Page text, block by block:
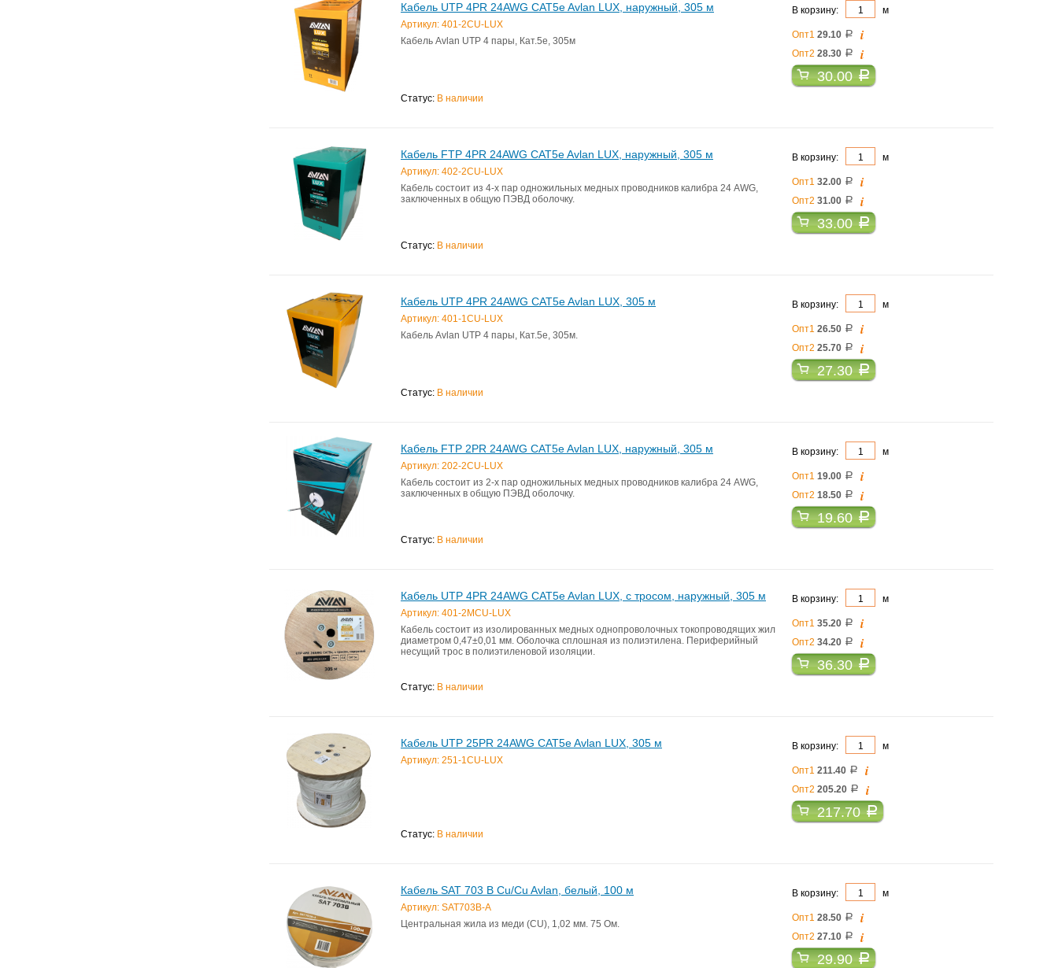
Кабель UTP 4PR 24AWG CAT5e Avlan LUX, наружный, 305 м
Артикул: 401-2CU-LUX
Кабель Avlan UTP 4 пары, Кат.5е, 305м
Статус: В наличии
В корзину: м
Опт1 29.10 a i
Опт2 28.30 a i
30.00a
Кабель FTP 4PR 24AWG CAT5e Avlan LUX, наружный, 305 м
Артикул: 402-2CU-LUX
Кабель состоит из 4-х пар одножильных медных проводников калибра 24 AWG,
заключенных в общую ПЭВД оболочку.
Статус: В наличии
В корзину: м
Опт1 32.00 a i
Опт2 31.00 a i
33.00a
Кабель UTP 4PR 24AWG CAT5e Avlan LUX, 305 м
Артикул: 401-1CU-LUX
Кабель Avlan UTP 4 пары, Кат.5е, 305м.
Статус: В наличии
В корзину: м
Опт1 26.50 a i
Опт2 25.70 a i
27.30a
Кабель FTP 2PR 24AWG CAT5e Avlan LUX, наружный, 305 м
Артикул: 202-2CU-LUX
Кабель состоит из 2-х пар одножильных медных проводников калибра 24 AWG,
заключенных в общую ПЭВД оболочку.
Статус: В наличии
В корзину: м
Опт1 19.00 a i
Опт2 18.50 a i
19.60a
Кабель UTP 4PR 24AWG CAT5e Avlan LUX, с тросом, наружный, 305 м
Артикул: 401-2MCU-LUX
Кабель состоит из изолированных медных однопроволочных токопроводящих жил
диаметром 0,47±0,01 мм. Оболочка сплошная из полиэтилена. Периферийный
несущий трос в полиэтиленовой изоляции.
Статус: В наличии
В корзину: м
Опт1 35.20 a i
Опт2 34.20 a i
36.30a
Кабель UTP 25PR 24AWG CAT5e Avlan LUX, 305 м
Артикул: 251-1CU-LUX
Статус: В наличии
В корзину: м
Опт1 211.40 a i
Опт2 205.20 a i
217.70a
Кабель SAT 703 B Cu/Cu Avlan, белый, 100 м
Артикул: SAT703B-A
Центральная жила из меди (CU), 1,02 мм. 75 Ом.
В корзину: м
Опт1 28.50 a i
Опт2 27.10 a i
29.90a